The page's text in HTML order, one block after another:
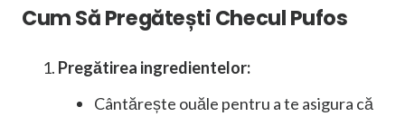
Cum Să Pregătești Checul Pufos
Pregătirea ingredientelor:
Cântărește ouăle pentru a te asigura că